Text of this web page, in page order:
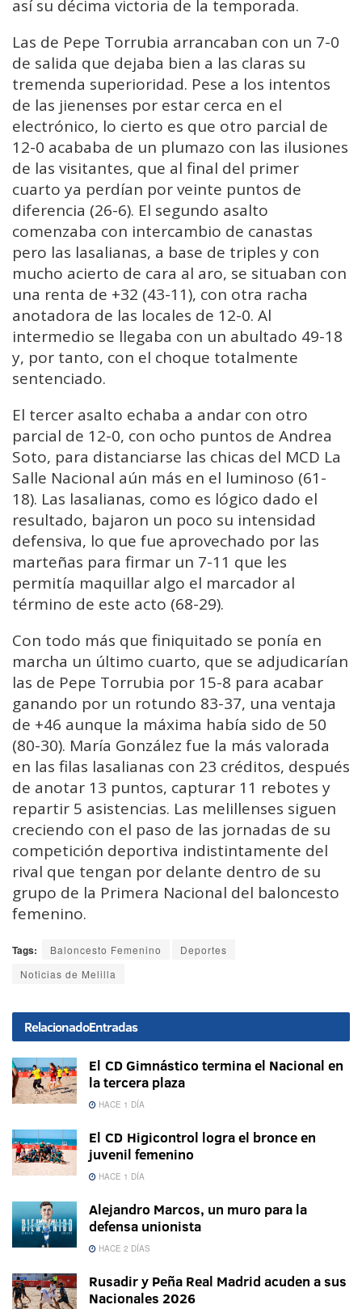
así su décima victoria de la temporada.
Las de Pepe Torrubia arrancaban con un 7-0
de salida que dejaba bien a las claras su
tremenda superioridad. Pese a los intentos
de las jienenses por estar cerca en el
electrónico, lo cierto es que otro parcial de
12-0 acababa de un plumazo con las ilusiones
de las visitantes, que al final del primer
cuarto ya perdían por veinte puntos de
diferencia (26-6). El segundo asalto
comenzaba con intercambio de canastas
pero las lasalianas, a base de triples y con
mucho acierto de cara al aro, se situaban con
una renta de +32 (43-11), con otra racha
anotadora de las locales de 12-0. Al
intermedio se llegaba con un abultado 49-18
y, por tanto, con el choque totalmente
sentenciado.
El tercer asalto echaba a andar con otro
parcial de 12-0, con ocho puntos de Andrea
Soto, para distanciarse las chicas del MCD La
Salle Nacional aún más en el luminoso (61-
18). Las lasalianas, como es lógico dado el
resultado, bajaron un poco su intensidad
defensiva, lo que fue aprovechado por las
marteñas para firmar un 7-11 que les
permitía maquillar algo el marcador al
término de este acto (68-29).
Con todo más que finiquitado se ponía en
marcha un último cuarto, que se adjudicarían
las de Pepe Torrubia por 15-8 para acabar
ganando por un rotundo 83-37, una ventaja
de +46 aunque la máxima había sido de 50
(80-30). María González fue la más valorada
en las filas lasalianas con 23 créditos, después
de anotar 13 puntos, capturar 11 rebotes y
repartir 5 asistencias. Las melillenses siguen
creciendo con el paso de las jornadas de su
competición deportiva indistintamente del
rival que tengan por delante dentro de su
grupo de la Primera Nacional del baloncesto
femenino.
Tags: Baloncesto Femenino
Deportes
Noticias de Melilla
RelacionadoEntradas
El CD Gimnástico termina el Nacional en
la tercera plaza
HACE 1 DÍA
El CD Higicontrol logra el bronce en
juvenil femenino
HACE 1 DÍA
Alejandro Marcos, un muro para la
defensa unionista
HACE 2 DÍAS
Rusadir y Peña Real Madrid acuden a sus
Nacionales 2026